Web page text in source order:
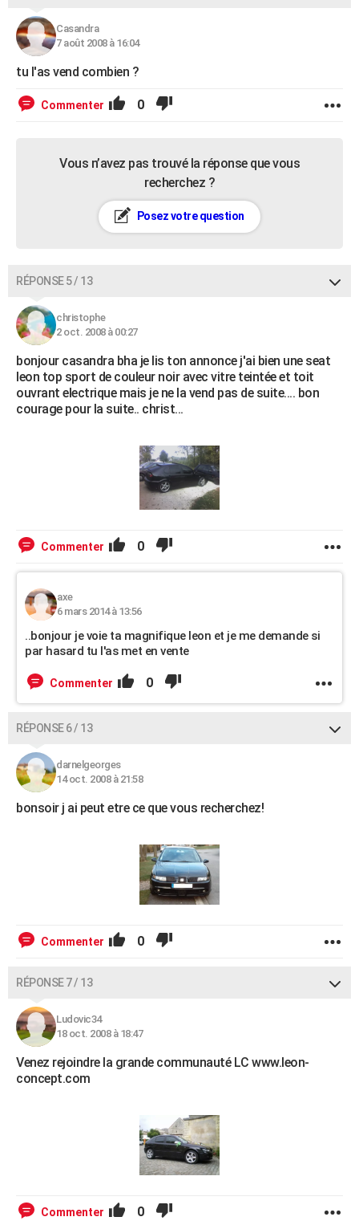
Casandra
7 août 2008 à 16:04
tu l'as vend combien ?
Commenter 0
Vous n’avez pas trouvé la réponse que vous
recherchez ?
Posez votre question
RÉPONSE 5 / 13
christophe
2 oct. 2008 à 00:27
bonjour casandra bha je lis ton annonce j'ai bien une seat
leon top sport de couleur noir avec vitre teintée et toit
ouvrant electrique mais je ne la vend pas de suite.... bon
courage pour la suite.. christ...
Commenter 0
axe
6 mars 2014 à 13:56
..bonjour je voie ta magnifique leon et je me demande si
par hasard tu l'as met en vente
Commenter 0
RÉPONSE 6 / 13
darnelgeorges
14 oct. 2008 à 21:58
bonsoir j ai peut etre ce que vous recherchez!
Commenter 0
RÉPONSE 7 / 13
Ludovic34
18 oct. 2008 à 18:47
Venez rejoindre la grande communauté LC www.leon-
concept.com
Commenter 0